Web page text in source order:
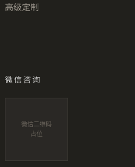
高级定制
微信咨询
微信二维码
占位